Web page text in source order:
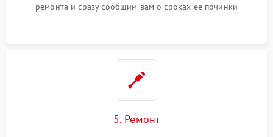
ремонта и сразу сообщим вам о сроках ее починки
5. Ремонт